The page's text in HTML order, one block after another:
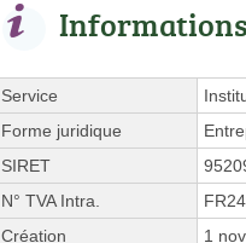
Informations
Service
Forme juridique
SIRET
N° TVA Intra.
Création
1